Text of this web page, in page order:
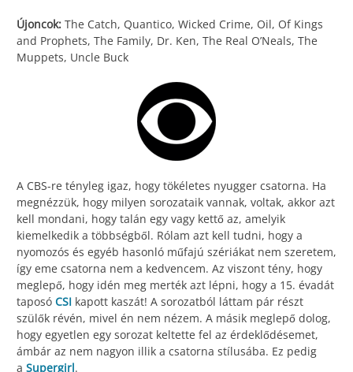
Újoncok: The Catch, Quantico, Wicked Crime, Oil, Of Kings
and Prophets, The Family, Dr. Ken, The Real O’Neals, The
Muppets, Uncle Buck
A CBS-re tényleg igaz, hogy tökéletes nyugger csatorna. Ha
megnézzük, hogy milyen sorozataik vannak, voltak, akkor azt
kell mondani, hogy talán egy vagy kettő az, amelyik
kiemelkedik a többségből. Rólam azt kell tudni, hogy a
nyomozós és egyéb hasonló műfajú szériákat nem szeretem,
így eme csatorna nem a kedvencem. Az viszont tény, hogy
meglepő, hogy idén meg merték azt lépni, hogy a 15. évadát
taposó CSI kapott kaszát! A sorozatból láttam pár részt
szülők révén, mivel én nem nézem. A másik meglepő dolog,
hogy egyetlen egy sorozat keltette fel az érdeklődésemet,
ámbár az nem nagyon illik a csatorna stílusába. Ez pedig
a Supergirl.